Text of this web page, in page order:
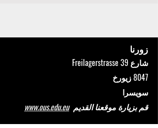
زورنا
شارع Freilagerstrasse 39
8047 زيورخ
سويسرا
قم بزيارة موقعنا القديمwww.ous.edu.eu